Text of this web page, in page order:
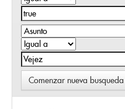
Comenzar nueva busqueda